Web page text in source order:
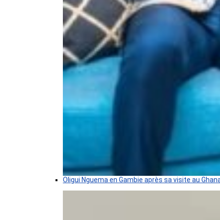
Oligui Nguema en Gambie après sa visite au